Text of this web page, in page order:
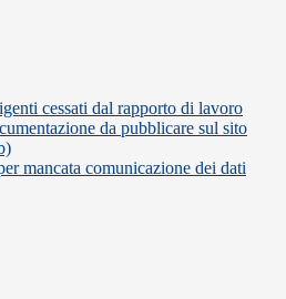
cessati dal rapporto di lavoro
da pubblicare sul sito
mancata comunicazione dei dati